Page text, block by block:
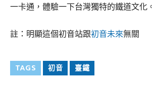
一卡通，體驗一下台灣獨特的鐵道文化
註：明顯這個初音站跟初音未來無關
TAGS 初音 臺鐵